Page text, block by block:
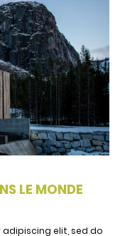
LE MONDE
elit, sed do